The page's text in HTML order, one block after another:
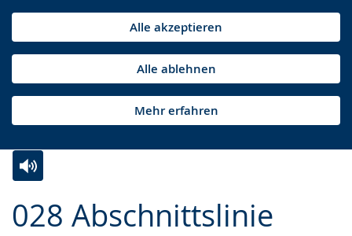
Alle akzeptieren
Alle ablehnen
Mehr erfahren
028 Abschnittslinie
Leichten
Audio-
Video